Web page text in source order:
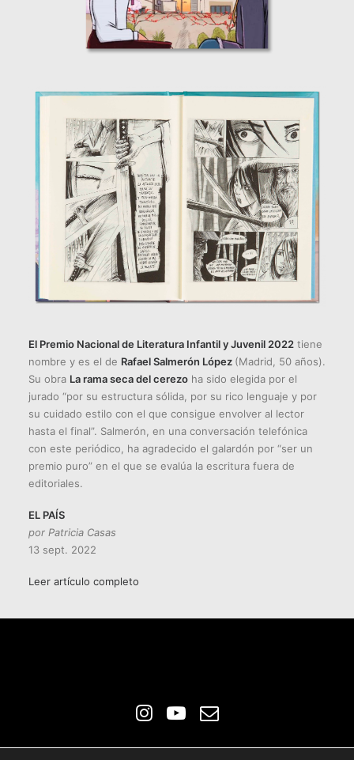
El Premio Nacional de Literatura Infantil y Juvenil 2022 tiene
nombre y es el de Rafael Salmerón López (Madrid, 50 años).
Su obra La rama seca del cerezo ha sido elegida por el
jurado “por su estructura sólida, por su rico lenguaje y por
su cuidado estilo con el que consigue envolver al lector
hasta el final”. Salmerón, en una conversación telefónica
con este periódico, ha agradecido el galardón por “ser un
premio puro” en el que se evalúa la escritura fuera de
editoriales.
EL PAÍS
por Patricia Casas
13 sept. 2022
Leer artículo completo